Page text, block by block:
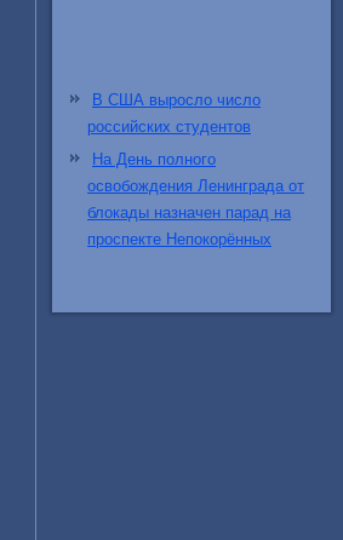
В США выросло число
российских студентов
На День полного
освобождения Ленинграда от
блокады назначен парад на
проспекте Непокорённых